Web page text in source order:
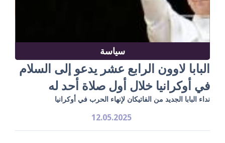
سياسة
البابا لاوون الرابع عشر يدعو إلى السلام
في أوكرانيا خلال أول صلاة أحد له
نداء البابا الجديد من الفاتيكان لإنهاء الحرب في أوكرانيا
12.05.2025